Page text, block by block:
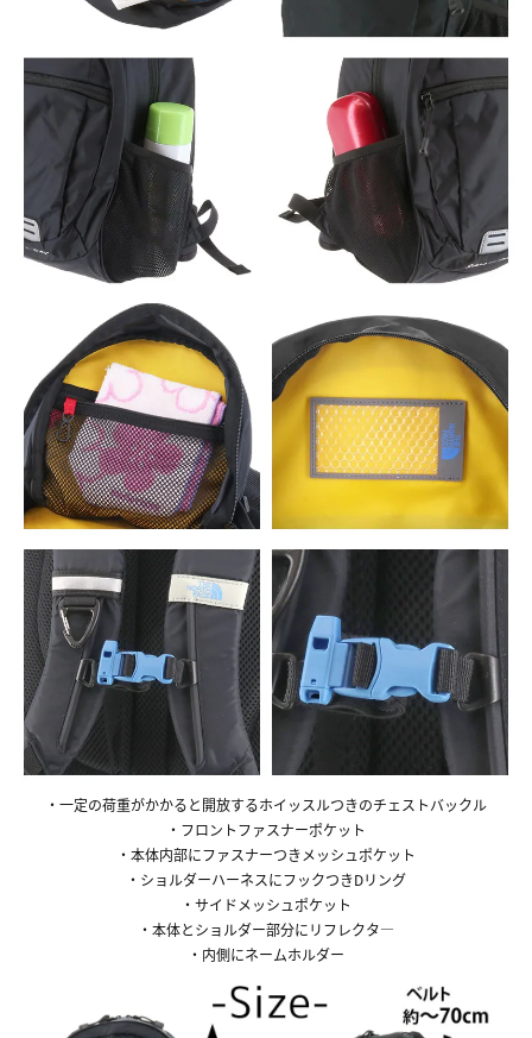
・一定の荷重がかかると開放するホイッスルつきのチェストバックル
・フロントファスナーポケット
・本体内部にファスナーつきメッシュポケット
・ショルダーハーネスにフックつきDリング
・サイドメッシュポケット
・本体とショルダー部分にリフレクタ―
・内側にネームホルダー